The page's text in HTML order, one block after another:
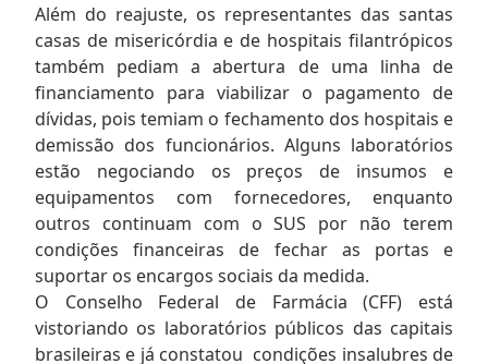
Além do reajuste, os representantes das santas
casas de misericórdia e de hospitais filantrópicos
também pediam a abertura de uma linha de
financiamento para viabilizar o pagamento de
dívidas, pois temiam o fechamento dos hospitais e
demissão dos funcionários. Alguns laboratórios
estão negociando os preços de insumos e
equipamentos com fornecedores, enquanto
outros continuam com o SUS por não terem
condições financeiras de fechar as portas e
suportar os encargos sociais da medida.
O Conselho Federal de Farmácia (CFF) está
vistoriando os laboratórios públicos das capitais
brasileiras e já constatou condições insalubres de